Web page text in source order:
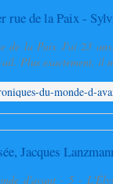
de la Paix J'ai 23
Plus exactement, il
d'avant - 5 -